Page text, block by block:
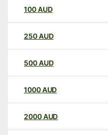
100AUD
250AUD
500AUD
1000AUD
2000AUD